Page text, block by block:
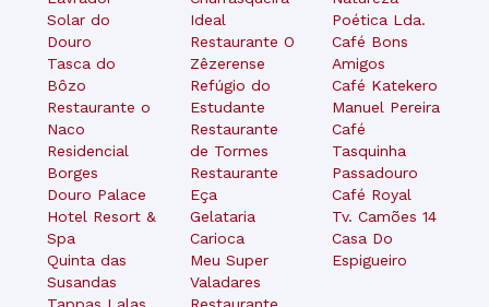
Solar do
Douro
Tasca do
Bôzo
Restaurante o
Naco
Residencial
Borges
Douro Palace
Hotel Resort &
Spa
Quinta das
Susandas
Tappas Lalas
Ideal
Restaurante O
Zêzerense
Refúgio do
Estudante
Restaurante
de Tormes
Restaurante
Eça
Gelataria
Carioca
Meu Super
Valadares
Restaurante
Poética Lda.
Café Bons
Amigos
Café Katekero
Manuel Pereira
Café
Tasquinha
Passadouro
Café Royal
Tv. Camões 14
Casa Do
Espigueiro